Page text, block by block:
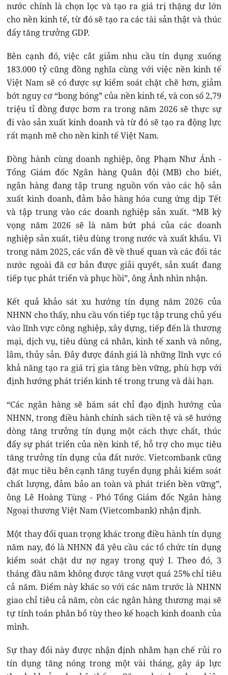
nước chính là chọn lọc và tạo ra giá trị thặng dư lớn
cho nền kinh tế, từ đó sẽ tạo ra các tài sản thật và thúc
đẩy tăng trưởng GDP.
Bên cạnh đó, việc cắt giảm nhu cầu tín dụng xuống
183.000 tỷ cũng đồng nghĩa cùng với việc nền kinh tế
Việt Nam sẽ có được sự kiểm soát chặt chẽ hơn, giảm
bớt nguy cơ “bong bóng” của nền kinh tế, và con số 2,79
triệu tỉ đồng được bơm ra trong năm 2026 sẽ thực sự
đi vào sản xuất kinh doanh và từ đó sẽ tạo ra động lực
rất mạnh mẽ cho nền kinh tế Việt Nam.
Đồng hành cùng doanh nghiệp, ông Phạm Như Ánh -
Tổng Giám đốc Ngân hàng Quân đội (MB) cho biết,
ngân hàng đang tập trung nguồn vốn vào các hộ sản
xuất kinh doanh, đảm bảo hàng hóa cung ứng dịp Tết
và tập trung vào các doanh nghiệp sản xuất. “MB kỳ
vọng năm 2026 sẽ là năm bứt phá của các doanh
nghiệp sản xuất, tiêu dùng trong nước và xuất khẩu. Vì
trong năm 2025, các vấn đề về thuế quan và các đối tác
nước ngoài đã cơ bản được giải quyết, sản xuất đang
tiếp tục phát triển và phục hồi”, ông Ánh nhìn nhận.
Kết quả khảo sát xu hướng tín dụng năm 2026 của
NHNN cho thấy, nhu cầu vốn tiếp tục tập trung chủ yếu
vào lĩnh vực công nghiệp, xây dựng, tiếp đến là thương
mại, dịch vụ, tiêu dùng cá nhân, kinh tế xanh và nông,
lâm, thủy sản. Đây được đánh giá là những lĩnh vực có
khả năng tạo ra giá trị gia tăng bền vững, phù hợp với
định hướng phát triển kinh tế trong trung và dài hạn.
“Các ngân hàng sẽ bám sát chỉ đạo định hướng của
NHNN, trong điều hành chính sách tiền tệ và sẽ hướng
dòng tăng trưởng tín dụng một cách thực chất, thúc
đẩy sự phát triển của nền kinh tế, hỗ trợ cho mục tiêu
tăng trưởng tín dụng của đất nước. Vietcombank cũng
đặt mục tiêu bên cạnh tăng tuyển dụng phải kiểm soát
chất lượng, đảm bảo an toàn và phát triển bền vững”,
ông Lê Hoàng Tùng - Phó Tổng Giám đốc Ngân hàng
Ngoại thương Việt Nam (Vietcombank) nhận định.
Một thay đổi quan trọng khác trong điều hành tín dụng
năm nay, đó là NHNN đã yêu cầu các tổ chức tín dụng
kiểm soát chặt dư nợ ngay trong quý I. Theo đó, 3
tháng đầu năm không được tăng vượt quá 25% chỉ tiêu
cả năm. Điểm này khác so với các năm trước là NHNN
giao chỉ tiêu cả năm, còn các ngân hàng thương mại sẽ
tự tính toán phân bổ tùy theo kế hoạch kinh doanh của
mình.
Sự thay đổi này được nhận định nhằm hạn chế rủi ro
tín dụng tăng nóng trong một vài tháng, gây áp lực